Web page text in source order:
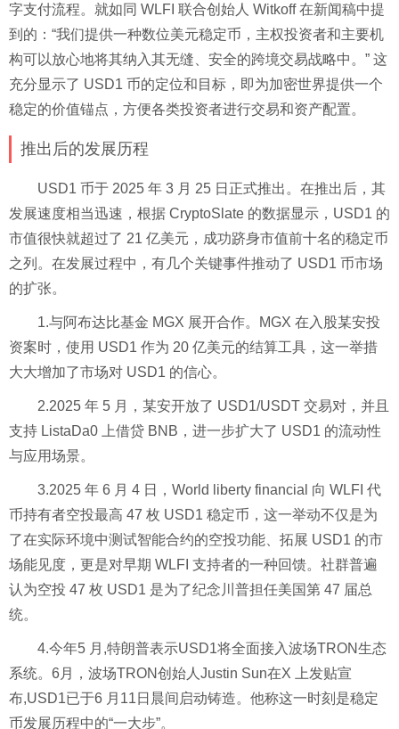
字支付流程。就如同 WLFI 联合创始人 Witkoff 在新闻稿中提
到的：“我们提供一种数位美元稳定币，主权投资者和主要机
构可以放心地将其纳入其无缝、安全的跨境交易战略中。” 这
充分显示了 USD1 币的定位和目标，即为加密世界提供一个
稳定的价值锚点，方便各类投资者进行交易和资产配置。
推出后的发展历程
USD1 币于 2025 年 3 月 25 日正式推出。在推出后，其
发展速度相当迅速，根据 CryptoSlate 的数据显示，USD1 的
市值很快就超过了 21 亿美元，成功跻身市值前十名的稳定币
之列。在发展过程中，有几个关键事件推动了 USD1 币市场
的扩张。
1.与阿布达比基金 MGX 展开合作。MGX 在入股某安投
资案时，使用 USD1 作为 20 亿美元的结算工具，这一举措
大大增加了市场对 USD1 的信心。
2.2025 年 5 月，某安开放了 USD1/USDT 交易对，并且
支持 ListaDa0 上借贷 BNB，进一步扩大了 USD1 的流动性
与应用场景。
3.2025 年 6 月 4 日，World liberty financial 向 WLFI 代
币持有者空投最高 47 枚 USD1 稳定币，这一举动不仅是为
了在实际环境中测试智能合约的空投功能、拓展 USD1 的市
场能见度，更是对早期 WLFI 支持者的一种回馈。社群普遍
认为空投 47 枚 USD1 是为了纪念川普担任美国第 47 届总
统。
4.今年5 月,特朗普表示USD1将全面接入波场TRON生态
系统。6月，波场TRON创始人Justin Sun在X 上发贴宣
布,USD1已于6 月11日晨间启动铸造。他称这一时刻是稳定
币发展历程中的“一大步”。